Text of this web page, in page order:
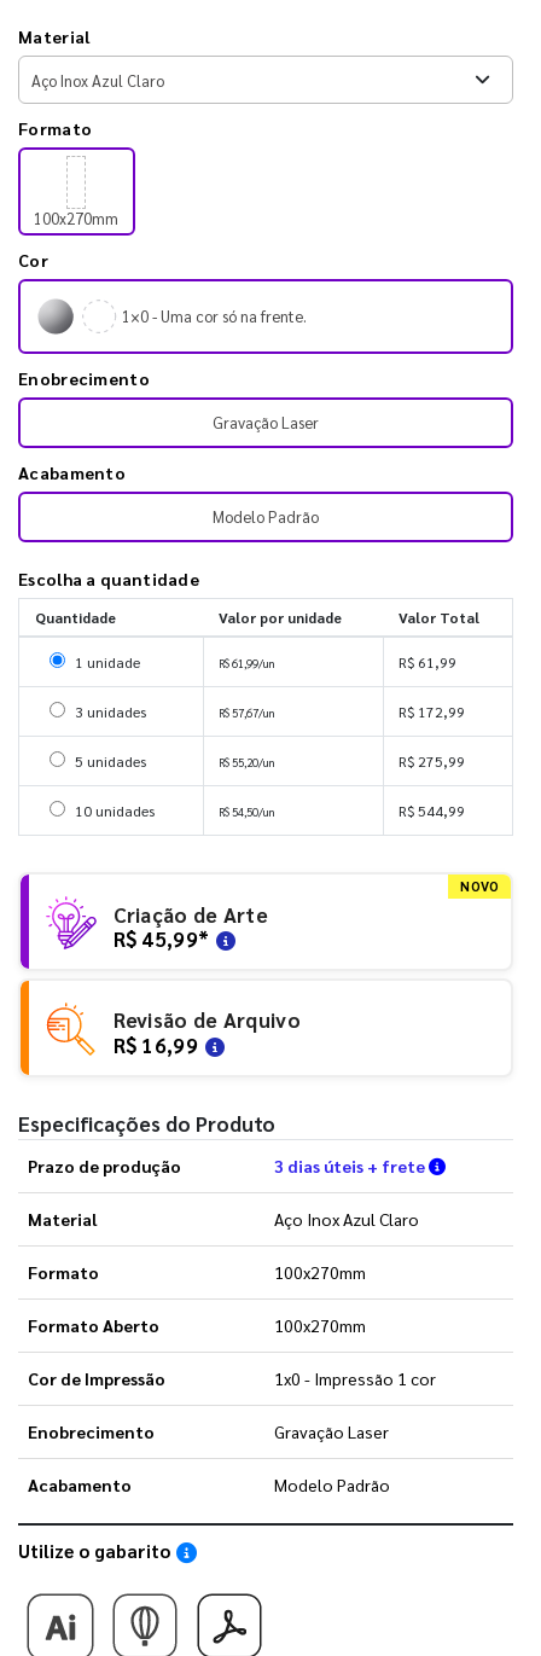
Material
Formato
100x270mm
Cor
1×0 - Uma cor só na frente.
Enobrecimento
Gravação Laser
Acabamento
Modelo Padrão
Escolha a quantidade
Quantidade Valor por unidade Valor Total
Selecionar 1 unidade
1 unidade R$ 61,99/un R$ 61,99
Selecionar 3 unidades
3 unidades R$ 57,67/un R$ 172,99
Selecionar 5 unidades
5 unidades R$ 55,20/un R$ 275,99
Selecionar 10 unidades
10 unidades R$ 54,50/un R$ 544,99
NOVO
Criação de Arte
R$ 45,99*
Revisão de Arquivo
R$ 16,99
Especificações do Produto
Prazo de produção 3 dias úteis + frete Verifique
Material Aço Inox Azul Claro
Formato 100x270mm
Formato Aberto 100x270mm
Cor de Impressão 1x0 - Impressão 1 cor
Enobrecimento Gravação Laser
Acabamento Modelo Padrão
Utilize o gabarito Saiba como utilizar os nossos gabaritos